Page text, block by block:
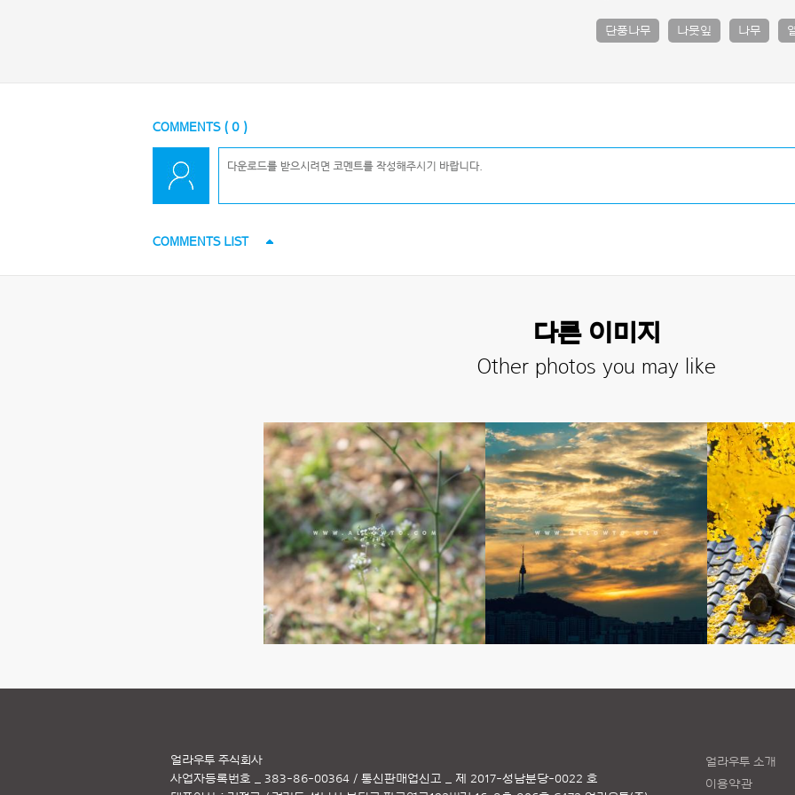
단풍나무 나뭇잎 나무
COMMENTS ( 0 )
COMMENTS LIST
다른 이미지
Other photos you may like
얼라우투 소개
이용약관
얼라우투 주식회사
사업자등록번호 _ 383-86-00364 / 통신판매업신고 _ 제 2017-성남분당-0022 호